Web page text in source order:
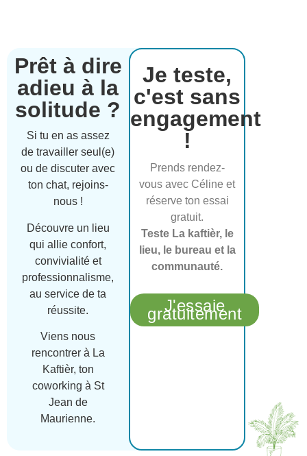
Prêt à dire
adieu à la
solitude ?
Si tu en as assez
de travailler seul(e)
ou de discuter avec
ton chat, rejoins-
nous !
Découvre un lieu
qui allie confort,
convivialité et
professionnalisme,
au service de ta
réussite.
Viens nous
rencontrer à La
Kaftièr, ton
coworking à St
Jean de
Maurienne.
Je teste,
c'est sans
engagement
!
Prends rendez-
vous avec Céline et
réserve ton essai
gratuit.
Teste La kaftièr, le
lieu, le bureau et la
communauté.
J'essaie
gratuitement